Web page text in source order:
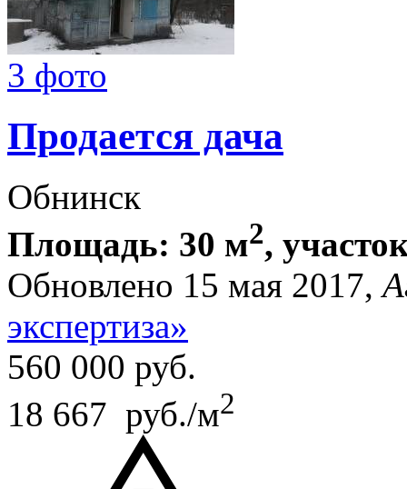
3 фото
Продается дача
Обнинск
Площадь: 30 м2,
Обновлено 15 мая 2017,
экспертиза»
560 000 руб.
18 667 руб./м2